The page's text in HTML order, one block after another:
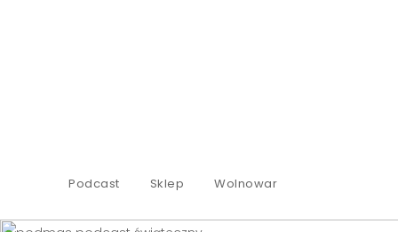
Podcast Sklep Wolnowar